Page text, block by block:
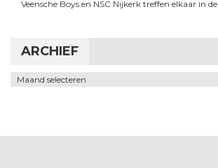
Veensche Boys en NSC Nijkerk treffen elkaar in
ARCHIEF
Archief